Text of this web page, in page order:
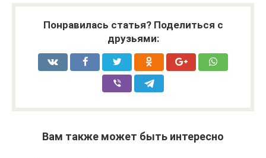
Понравилась статья? Поделиться с
друзьями:
Вам также может быть интересно